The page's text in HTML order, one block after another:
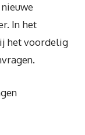
In het
het voordelig